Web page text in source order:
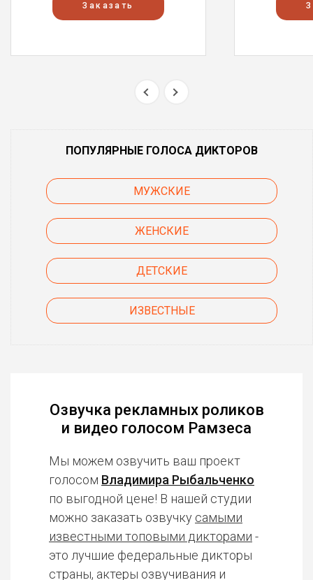
Заказать
ПОПУЛЯРНЫЕ ГОЛОСА ДИКТОРОВ
МУЖСКИЕ
ЖЕНСКИЕ
ДЕТСКИЕ
ИЗВЕСТНЫЕ
Озвучка рекламных роликов
и видео голосом Рамзеса
Мы можем озвучить ваш проект
голосом Владимира Рыбальченко
по выгодной цене! В нашей студии
можно заказать озвучку самыми
известными топовыми дикторами -
это лучшие федеральные дикторы
страны, актеры озвучивания и